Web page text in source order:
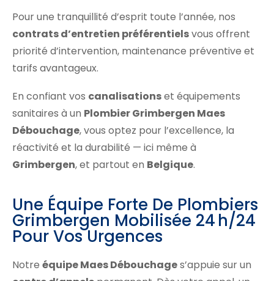
Pour une tranquillité d’esprit toute l’année, nos
contrats d’entretien préférentielsvous offrent
priorité d’intervention, maintenance préventive et
tarifs avantageux.
En confiant vos canalisationset équipements
sanitaires à un Plombier Grimbergen Maes
Débouchage, vous optez pour l’excellence, la
réactivité et la durabilité — ici même à
Grimbergen, et partout en Belgique.
Une Équipe Forte De Plombiers
Grimbergen Mobilisée 24 H/24
Pour Vos Urgences
Notre équipe Maes Débouchages’appuie sur un